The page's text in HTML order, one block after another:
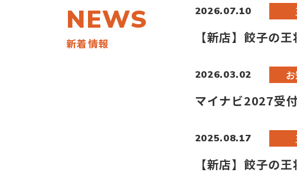
NEWS
新着情報
2026.07.10
【新店】餃子の
2026.03.02
マイナビ2027受
2025.08.17
【新店】餃子の